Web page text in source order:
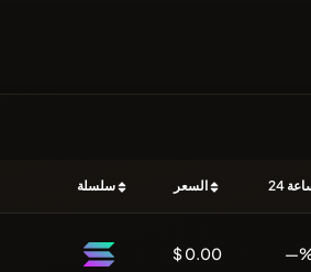
سلسلة السعر ساعة
$ 0.00